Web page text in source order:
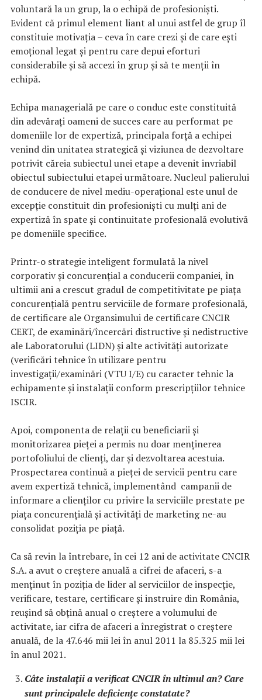
voluntară la un grup, la o echipă de profesioniști.
Evident că primul element liant al unui astfel de grup îl
constituie motivația – ceva în care crezi și de care ești
emoțional legat și pentru care depui eforturi
considerabile și să accezi în grup și să te menții în
echipă.
Echipa managerială pe care o conduc este constituită
din adevărați oameni de succes care au performat pe
domeniile lor de expertiză, principala forță a echipei
venind din unitatea strategică și viziunea de dezvoltare
potrivit căreia subiectul unei etape a devenit invriabil
obiectul subiectului etapei următoare. Nucleul palierului
de conducere de nivel mediu-operațional este unul de
excepție constituit din profesioniști cu mulți ani de
expertiză în spate și continuitate profesională evolutivă
pe domeniile specifice.
Printr-o strategie inteligent formulată la nivel
corporativ și concurențial a conducerii companiei, în
ultimii ani a crescut gradul de competitivitate pe piața
concurențială pentru serviciile de formare profesională,
de certificare ale Organsimului de certificare CNCIR
CERT, de examinări/încercări distructive și nedistructive
ale Laboratorului (LIDN) și alte activități autorizate
(verificări tehnice în utilizare pentru
investigații/examinări (VTU I/E) cu caracter tehnic la
echipamente și instalații conform prescripțiilor tehnice
ISCIR.
Apoi, componenta de relații cu beneficiarii și
monitorizarea pieței a permis nu doar menținerea
portofoliului de clienți, dar și dezvoltarea acestuia.
Prospectarea continuă a pieței de servicii pentru care
avem expertiză tehnică, implementând campanii de
informare a clienților cu privire la serviciile prestate pe
piața concurențială și activități de marketing ne-au
consolidat poziția pe piață.
Ca să revin la întrebare, în cei 12 ani de activitate CNCIR
S.A. a avut o creștere anuală a cifrei de afaceri, s-a
menținut în poziția de lider al serviciilor de inspecție,
verificare, testare, certificare și instruire din România,
reușind să obțină anual o creștere a volumului de
activitate, iar cifra de afaceri a înregistrat o creștere
anuală, de la 47.646 mii lei în anul 2011 la 85.325 mii lei
în anul 2021.
Câte instalații a verificat CNCIR în ultimul an? Care
sunt principalele deficiențe constatate?